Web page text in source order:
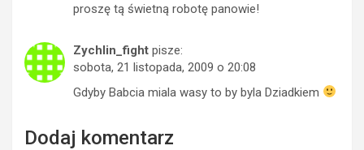
proszę tą świetną robotę panowie!
Zychlin_fight pisze:
sobota, 21 listopada, 2009 o 20:08
Gdyby Babcia miala wasy to by byla Dziadkiem
Dodaj komentarz